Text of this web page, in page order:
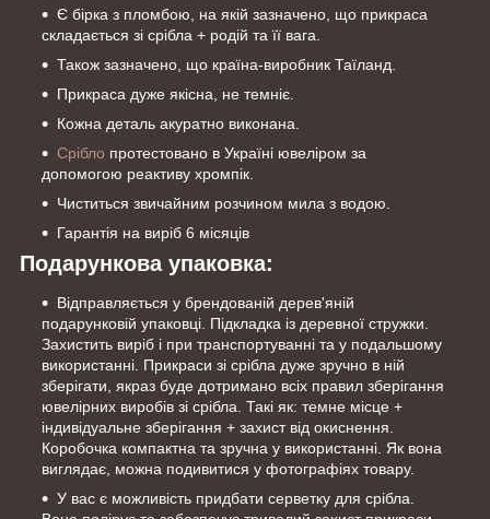
Є бірка з пломбою, на якій зазначено, що прикраса
складається зі срібла + родій та її вага.
Також зазначено, що країна-виробник Таїланд.
Прикраса дуже якісна, не темніє.
Кожна деталь акуратно виконана.
Срібло протестовано в Україні ювеліром за
допомогою реактиву хромпік.
Чиститься звичайним розчином мила з водою.
Гарантія на виріб 6 місяців
Подарункова упаковка:
Відправляється у брендованій дерев'яній
подарунковій упаковці. Підкладка із деревної стружки.
Захистить виріб і при транспортуванні та у подальшому
використанні. Прикраси зі срібла дуже зручно в ній
зберігати, якраз буде дотримано всіх правил зберігання
ювелірних виробів зі срібла. Такі як: темне місце +
індивідуальне зберігання + захист від окиснення.
Коробочка компактна та зручна у використанні. Як вона
виглядає, можна подивитися у фотографіях товару.
У вас є можливість придбати серветку для срібла.